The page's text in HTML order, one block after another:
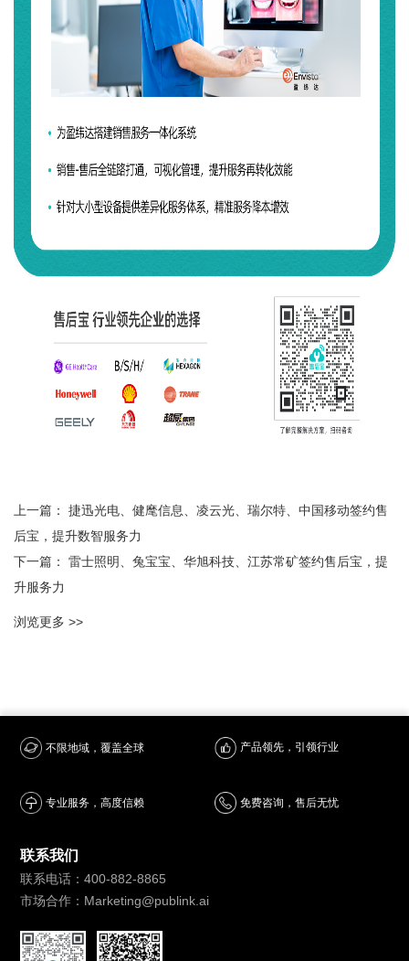
上一篇： 捷迅光电、健麾信息、凌云光、瑞尔特、中国移动签约售
后宝，提升数智服务力
下一篇： 雷士照明、兔宝宝、华旭科技、江苏常矿签约售后宝，提
升服务力
浏览更多 >>
不限地域，覆盖全球 产品领先，引领行业
专业服务，高度信赖 免费咨询，售后无忧
联系我们
联系电话：400-882-8865
市场合作：Marketing@publink.ai